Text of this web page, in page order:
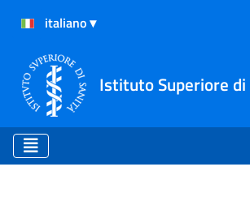
Istituto Superiore di